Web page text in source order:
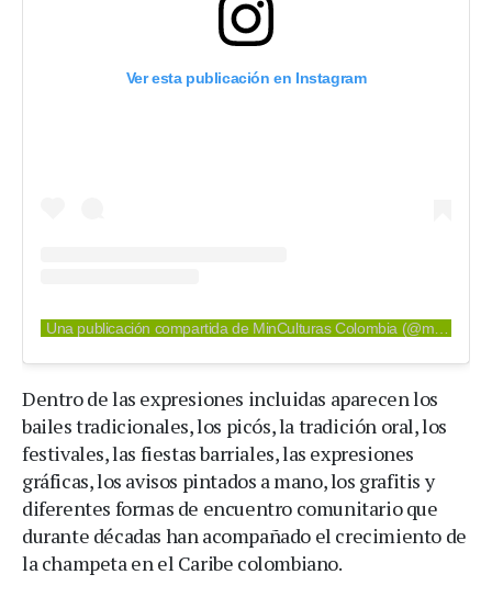
Ver esta publicación en Instagram
Dentro de las expresiones incluidas aparecen los
bailes tradicionales, los picós, la tradición oral, los
festivales, las fiestas barriales, las expresiones
gráficas, los avisos pintados a mano, los grafitis y
diferentes formas de encuentro comunitario que
durante décadas han acompañado el crecimiento de
la champeta en el Caribe colombiano.